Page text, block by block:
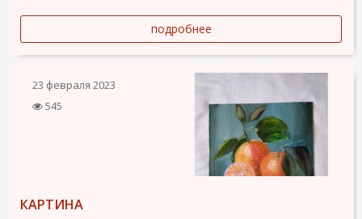
подробнее
23 февраля 2023
545
КАРТИНА